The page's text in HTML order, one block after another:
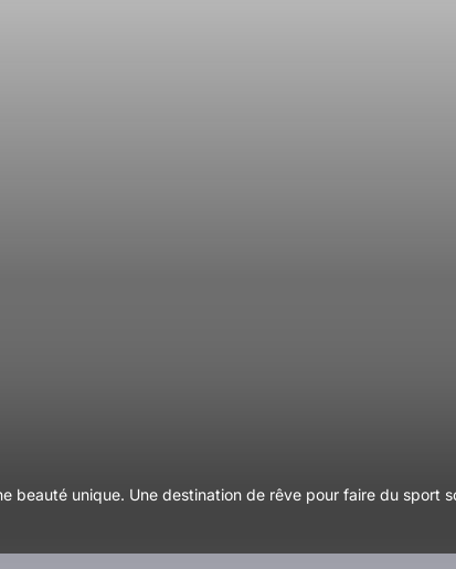
unique. Une destination de rêve pour faire du sport